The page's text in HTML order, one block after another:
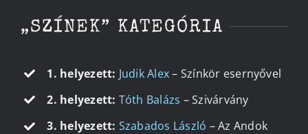
„SZÍNEK” KATEGÓRIA
1. helyezett: Judik Alex– Színkör esernyővel
2. helyezett: Tóth Balázs – Szivárvány
3. helyezett: Szabados László – Az Andok